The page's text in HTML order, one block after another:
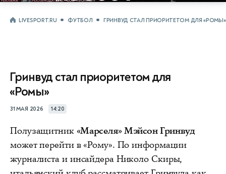
LIVESPORT.RU ФУТБОЛ ГРИНВУД СТАЛ ПРИОРИТЕТОМ ДЛЯ «РОМЫ»
Гринвуд стал приоритетом для
«Ромы»
31 МАЯ 2026 14:20
Полузащитник «Марселя» Мэйсон Гринвуд
может перейти в «Рому». По информации
журналиста и инсайдера Николо Скиры,